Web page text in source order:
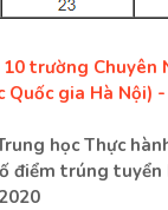
trường Chuyên
Quốc gia Hà Nội)
học Thực
điểm trúng